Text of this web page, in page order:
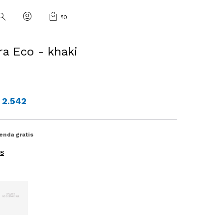
$0
Eco - khaki
2.542
gratis